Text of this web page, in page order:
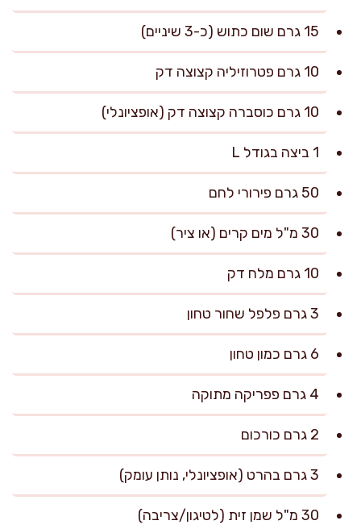
15 גרם שום כתוש (כ-3 שיניים)
10 גרם פטרוזיליה קצוצה דק
10 גרם כוסברה קצוצה דק (אופציונלי)
1 ביצה בגודל L
50 גרם פירורי לחם
30 מ"ל מים קרים (או ציר)
10 גרם מלח דק
3 גרם פלפל שחור טחון
6 גרם כמון טחון
4 גרם פפריקה מתוקה
2 גרם כורכום
3 גרם בהרט (אופציונלי, נותן עומק)
30 מ"ל שמן זית (לטיגון/צריבה)